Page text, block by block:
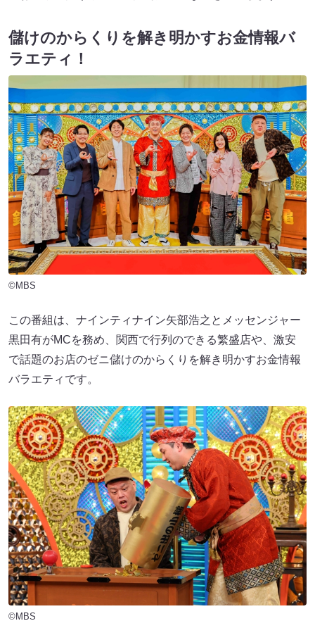
儲けのからくりを解き明かすお金情報バ
ラエティ！
©MBS
この番組は、ナインティナイン矢部浩之とメッセンジャー
黒田有がMCを務め、関西で行列のできる繁盛店や、激安
で話題のお店のゼニ儲けのからくりを解き明かすお金情報
バラエティです。
©MBS